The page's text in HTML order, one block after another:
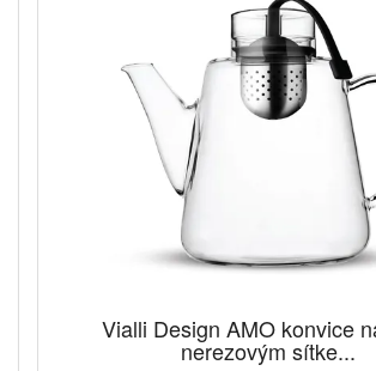
Vialli Design AMO konvice
nerezovým sítke...